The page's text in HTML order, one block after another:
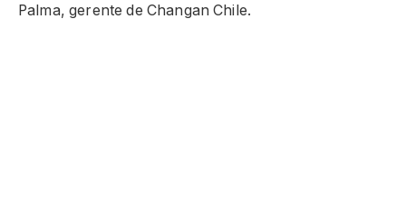
Palma, gerente de Changan Chile.